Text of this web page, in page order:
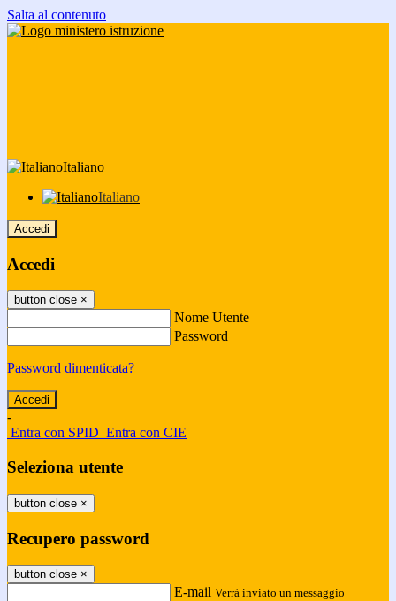
Salta al contenuto
Italiano
Italiano
Accedi
Accedi
button close ×
Nome Utente
Password
Password dimenticata?
-
Entra con SPID Entra con CIE
Seleziona utente
button close ×
Recupero password
button close ×
E-mail Verrà inviato un messaggio